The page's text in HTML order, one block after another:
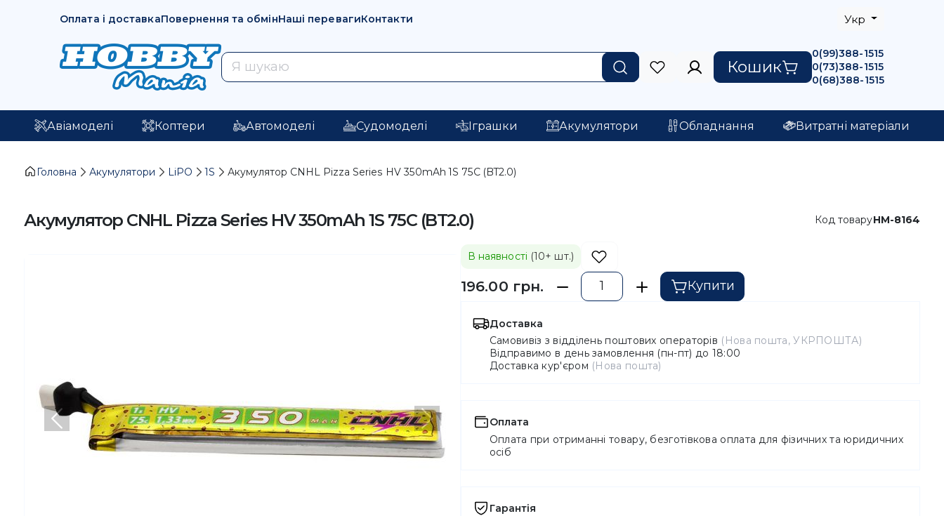
Оплата і доставкаПовернення та обмінНаші перевагиКонтакти Укр
Кошик
0(99)388-1515
0(73)388-1515
0(68)388-1515
Авіамоделі Коптери Автомоделі Судомоделі Іграшки Акумулятори Обладнання Витратні матеріали
Головна Акумулятори LiPO 1S Акумулятор CNHL Pizza Series HV 350mAh 1S 75C (BT2.0)
Акумулятор CNHL Pizza Series HV 350mAh 1S 75C (BT2.0) Код товаруHM-8164
Попередній Наступний
В наявності (10+ шт.)
196.00 грн. Купити
Доставка
Самовивіз з відділень поштових операторів (Нова пошта, УКРПОШТА)
Відправимо в день замовлення (пн-пт) до 18:00
Доставка кур'єром (Нова пошта)
Оплата
Оплата при отриманні товару, безготівкова оплата для фізичних та юридичних
осіб
Гарантія